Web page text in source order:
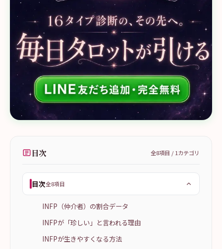
目次 全8項目 / 1カテゴリ
目次全8項目
INFP（仲介者）の割合データ
INFPが「珍しい」と言われる理由
INFPが生きやすくなる方法